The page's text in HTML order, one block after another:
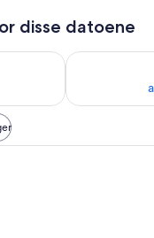
disse datoene
aug. 7 - aug. 8
Sjekk
Skrivebord for bærbar PC,